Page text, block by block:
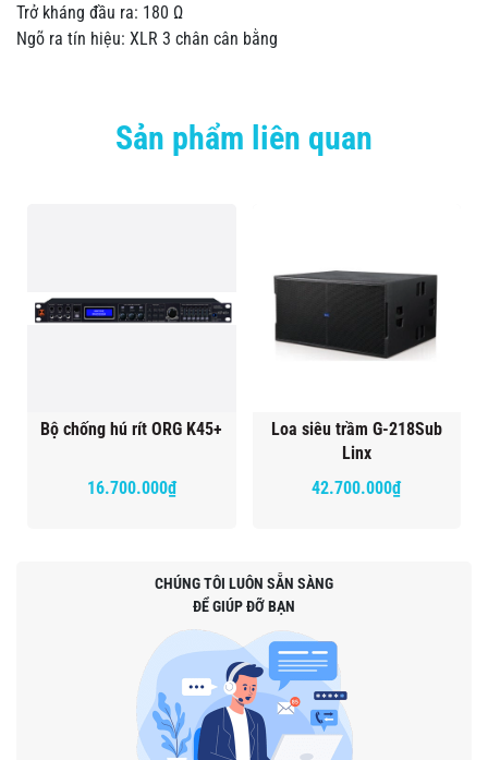
Trở kháng đầu ra: 180 Ω
Ngõ ra tín hiệu: XLR 3 chân cân bằng
Sản phẩm liên quan
Bộ chống hú rít ORG K45+
16.700.000₫
Loa siêu trầm G-218Sub
Linx
42.700.000₫
CHÚNG TÔI LUÔN SẴN SÀNG
ĐỂ GIÚP ĐỠ BẠN